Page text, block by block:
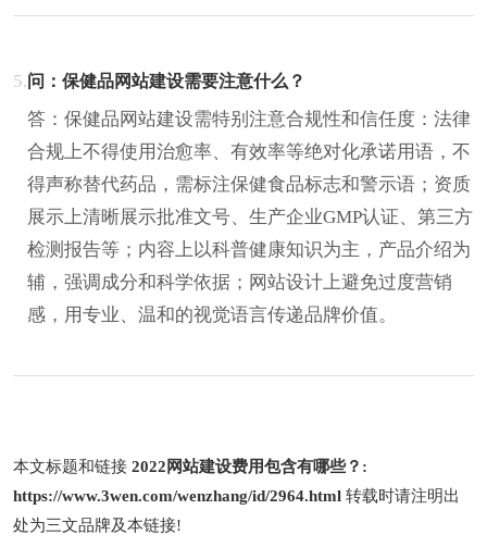
5.问：保健品网站建设需要注意什么？
答：保健品网站建设需特别注意合规性和信任度：法律
合规上不得使用治愈率、有效率等绝对化承诺用语，不
得声称替代药品，需标注保健食品标志和警示语；资质
展示上清晰展示批准文号、生产企业GMP认证、第三方
检测报告等；内容上以科普健康知识为主，产品介绍为
辅，强调成分和科学依据；网站设计上避免过度营销
感，用专业、温和的视觉语言传递品牌价值。
本文标题和链接 2022网站建设费用包含有哪些？:
https://www.3wen.com/wenzhang/id/2964.html 转载时请注明出
处为三文品牌及本链接!